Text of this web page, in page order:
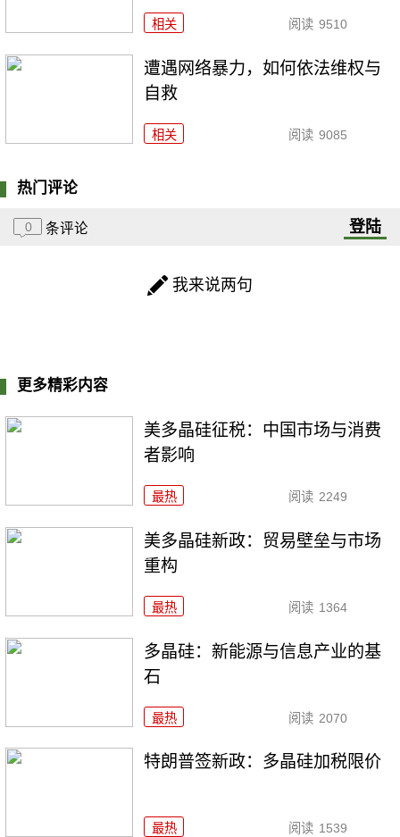
相关 阅读 9510
遭遇网络暴力，如何依法维权与
自救
相关 阅读 9085
热门评论
0 条评论 登陆
我来说两句
更多精彩内容
美多晶硅征税：中国市场与消费
者影响
最热 阅读 2249
美多晶硅新政：贸易壁垒与市场
重构
最热 阅读 1364
多晶硅：新能源与信息产业的基
石
最热 阅读 2070
特朗普签新政：多晶硅加税限价
最热 阅读 1539